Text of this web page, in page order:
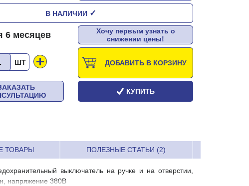
В НАЛИЧИИ ✓
6 месяцев
Хочу первым узнать о
снижении цены!
ШТ ДОБАВИТЬ В КОРЗИНУ
КУПИТЬ
ТОВАРЫ ПОЛЕЗНЫЕ СТАТЬИ (2)
выключатель на ручке и на отверстии,
напряжение 380В